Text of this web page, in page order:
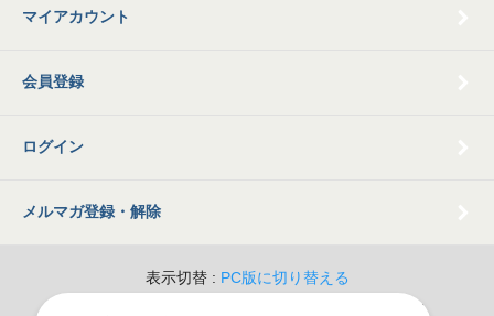
マイアカウント
会員登録
ログイン
メルマガ登録・解除
表示切替 : PC版に切り替える
© 2009 Old Books Tamatsubaki All Rights Reserved.